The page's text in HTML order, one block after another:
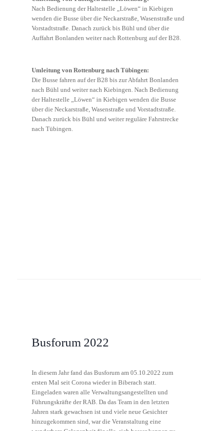
Nach Bedienung der Haltestelle „Löwen“ in Kiebigen
wenden die Busse über die Neckarstraße, Wasenstraße und
Vorstadtstraße. Danach zurück bis Bühl und über die
Auffahrt Bonlanden weiter nach Rottenburg auf der B28.
Umleitung von Rottenburg nach Tübingen:
Die Busse fahren auf der B28 bis zur Abfahrt Bonlanden
nach Bühl und weiter nach Kiebingen. Nach Bedienung
der Haltestelle „Löwen“ in Kiebigen wenden die Busse
über die Neckarstraße, Wasenstraße und Vorstadtstraße.
Danach zurück bis Bühl und weiter reguläre Fahrstrecke
nach Tübingen.
Busforum 2022
In diesem Jahr fand das Busforum am 05.10.2022 zum
ersten Mal seit Corona wieder in Biberach statt.
Eingeladen waren alle Verwaltungsangestellten und
Führungskräfte der RAB. Da das Team in den letzten
Jahren stark gewachsen ist und viele neue Gesichter
hinzugekommen sind, war die Veranstaltung eine